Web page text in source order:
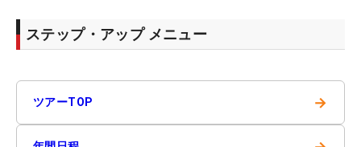
ステップ・アップ メニュー
ツアーTOP →